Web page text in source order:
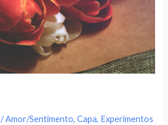
/Amor/Sentimento,Capa, Experimentos